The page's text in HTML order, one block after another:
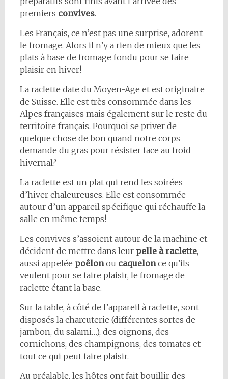
premiers convives.
Les Français, ce n’est pas une surprise, adorent
le fromage. Alors il n’y a rien de mieux que les
plats à base de fromage fondu pour se faire
plaisir en hiver!
La raclette date du Moyen-Age et est originaire
de Suisse. Elle est très consommée dans les
Alpes françaises mais également sur le reste du
territoire français. Pourquoi se priver de
quelque chose de bon quand notre corps
demande du gras pour résister face au froid
hivernal?
La raclette est un plat qui rend les soirées
d’hiver chaleureuses. Elle est consommée
autour d’un appareil spécifique qui réchauffe la
salle en même temps!
Les convives s’assoient autour de la machine et
décident de mettre dans leur pelle à raclette,
aussi appelée poêlonou caquelonce qu’ils
veulent pour se faire plaisir, le fromage de
raclette étant la base.
Sur la table, à côté de l’appareil à raclette, sont
disposés la charcuterie (différentes sortes de
jambon, du salami…), des oignons, des
cornichons, des champignons, des tomates et
tout ce qui peut faire plaisir.
Au préalable, les hôtes ont fait bouillir des